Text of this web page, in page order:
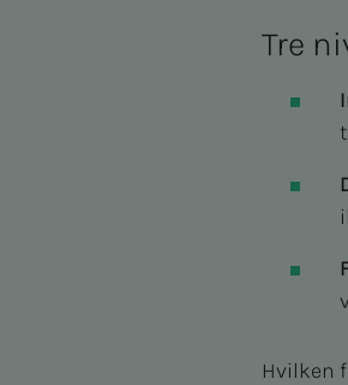
Tre
Hvilken